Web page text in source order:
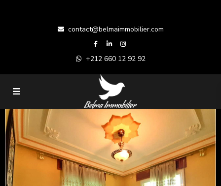
contact@belmaimmobilier.com
+212 660 12 92 92